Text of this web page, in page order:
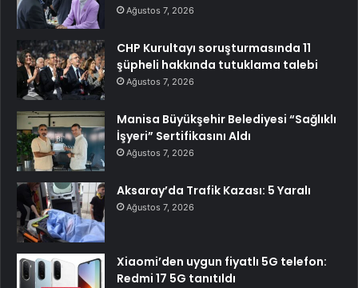
Ağustos 7, 2026
CHP Kurultayı soruşturmasında 11
şüpheli hakkında tutuklama talebi
Ağustos 7, 2026
Manisa Büyükşehir Belediyesi “Sağlıklı
İşyeri” Sertifikasını Aldı
Ağustos 7, 2026
Aksaray’da Trafik Kazası: 5 Yaralı
Ağustos 7, 2026
Xiaomi’den uygun fiyatlı 5G telefon:
Redmi 17 5G tanıtıldı